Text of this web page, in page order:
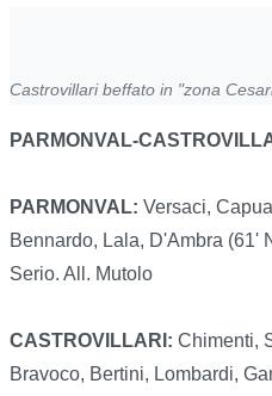
Castrovillari beffato in "zona
PARMONVAL-
PARMONVAL: Versaci,
Bennardo, Lala, D'Ambra (61'
Serio. All. Mutolo
CASTROVILLARI: Chimenti,
Bravoco, Bertini, Lombardi,